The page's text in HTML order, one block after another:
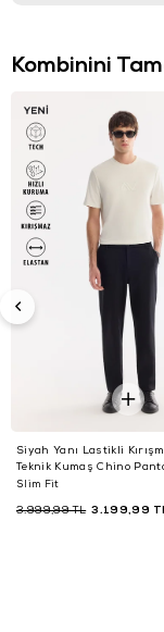
Kombinini
Siyah Yanı Lastikli
Teknik Kumaş Chino
Slim Fit
3.199,99
3.999,99 TL